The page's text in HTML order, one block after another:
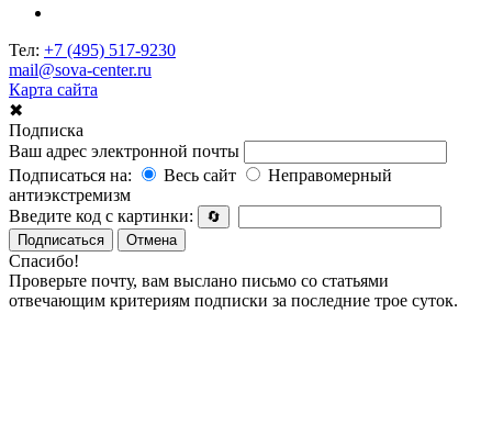
Тел: +7 (495) 517-9230
mail@sova-center.ru
Карта сайта
✖
Подписка
Ваш адрес электронной почты
Подписаться на:
Весь сайт
Неправомерный
антиэкстремизм
Введите код с картинки:
🔄
Подписаться
Отмена
Спасибо!
Проверьте почту, вам выслано письмо со статьями
отвечающим критериям подписки за последние трое суток.